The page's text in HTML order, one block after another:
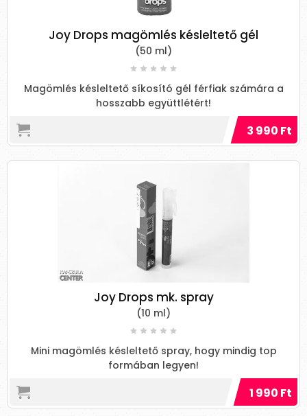
Joy Drops magömlés késleltető gél
(50 ml)
Magömlés késleltető síkosító gél férfiak számára a
hosszabb együttlétért!
3 990 Ft
Joy Drops mk. spray
(10 ml)
Mini magömlés késleltető spray, hogy mindig top
formában legyen!
1 990 Ft